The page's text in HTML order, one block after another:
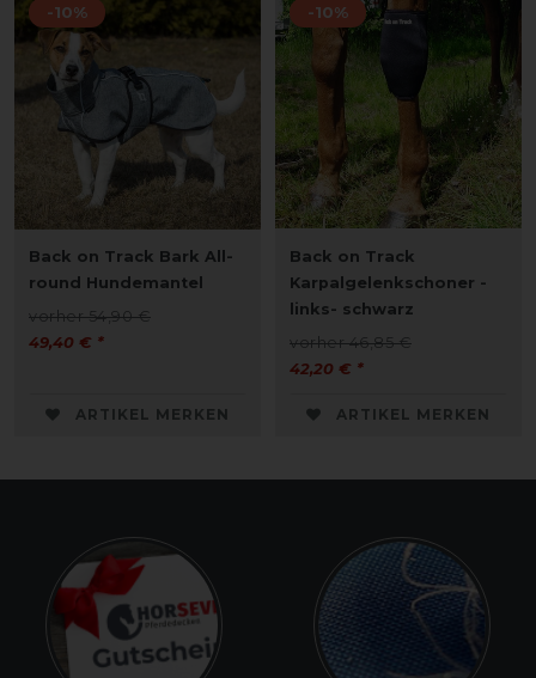
-10%
Back on Track Bark All-
round Hundemantel
vorher 54,90 €
49,40 € *
ARTIKEL MERKEN
-10%
Back on Track
Karpalgelenkschoner -
links- schwarz
vorher 46,85 €
42,20 € *
ARTIKEL MERKEN